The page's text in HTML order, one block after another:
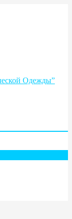
Одежды”